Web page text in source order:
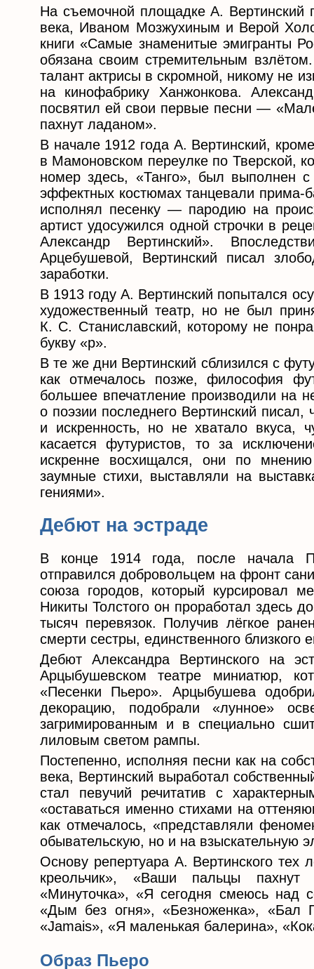
На съемочной площадке А. Вертинский
века, Иваном Мозжухиным и Верой
книги «Самые знаменитые эмигранты
обязана своим стремительным
талант актрисы в скромной, никому не
на кинофабрику Ханжонкова.
посвятил ей свои первые песни —
пахнут ладаном».
В начале 1912 года А. Вертинский,
в Мамоновском переулке по Тверской,
номер здесь, «Танго», был выполнен
эффектных костюмах танцевали прима-
исполнял песенку — пародию на
артист удосужился одной строчки в
Александр Вертинский».
Арцебушевой, Вертинский писал
заработки.
В 1913 году А. Вертинский попытался
художественный театр, но не был
К. С. Станиславский, которому не
букву «р».
В те же дни Вертинский сблизился с
как отмечалось позже, философия
большее впечатление производили на
о поэзии последнего Вертинский
и искренность, но не хватало вкуса,
касается футуристов, то за
искренне восхищался, они по
заумные стихи, выставляли на
гениями».
Дебют на эстраде
В конце 1914 года, после начала
отправился добровольцем на фронт
союза городов, который курсировал
Никиты Толстого он проработал здесь
тысяч перевязок. Получив лёгкое
смерти сестры, единственного близкого
Дебют Александра Вертинского на
Арцыбушевском театре миниатюр,
«Песенки Пьеро». Арцыбушева
декорацию, подобрали «лунное»
загримированным и в специально
лиловым светом рампы.
Постепенно, исполняя песни как на
века, Вертинский выработал
стал певучий речитатив с
«оставаться именно стихами на
как отмечалось, «представляли
обывательскую, но и на взыскательную
Основу репертуара А. Вертинского тех
креольчик», «Ваши пальцы пахнут
«Минуточка», «Я сегодня смеюсь над
«Дым без огня», «Безноженка», «Бал
«Jamais», «Я маленькая балерина»,
Образ Пьеро